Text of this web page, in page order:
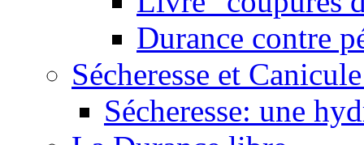
Durance contre
Sécheresse et
Sécheresse: une